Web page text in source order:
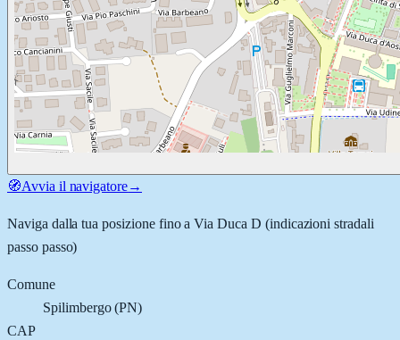
🧭Avvia il navigatore→
Naviga dalla tua posizione fino aVia Duca D (indicazioni stradali
passo passo)
Comune
Spilimbergo(PN)
CAP